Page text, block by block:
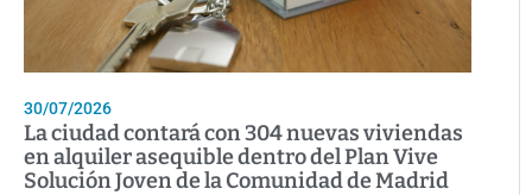
30/07/2026
La ciudad contará con 304 nuevas viviendas
en alquiler asequible dentro del Plan Vive
Solución Joven de la Comunidad de Madrid